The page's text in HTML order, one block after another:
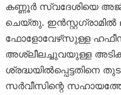
കണ്ണൂർ സ്വദേശിയെ
ചെയ്തു. ഇൻസ്റ്റഗ്രാമിൽ
ഫോളോവേഴ്‌സുള്ള
അശ്ലീലച്ചുവയുള്ള
ശ്രദ്ധയിൽപ്പെട്ടതിനെ
സർവീസിന്റെ